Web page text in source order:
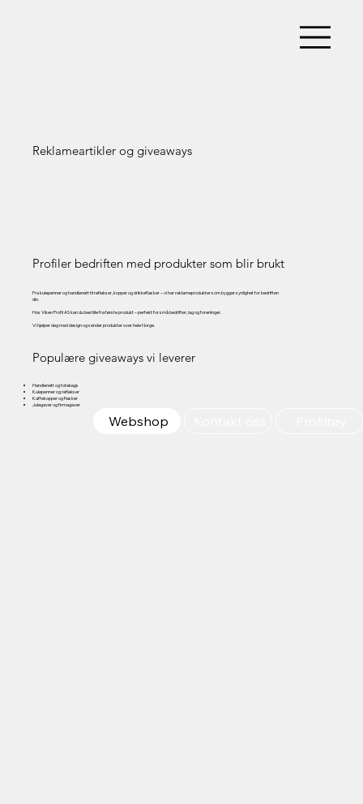
Reklameartikler og giveaways
Profiler bedriften med produkter som blir brukt
Fra kulepenner og handlenett til reflekser, kopper og drikkeflasker – vi har reklameprodukter som bygger synlighet for bedriften
din.
Hos Viken Profil AS kan du bestille fra første produkt – perfekt for små bedrifter, lag og foreninger.
Vi hjelper deg med design og sender produkter over hele Norge.
Populære giveaways vi leverer
Handlenett og totebags
Kulepenner og reflekser
Kaffekopper og flasker
Julegaver og firmagaver
Webshop